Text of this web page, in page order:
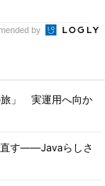
by
旅」 実運用へ向か
直す――Javaらしさ